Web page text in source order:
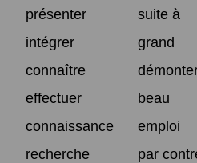
présenter
suite à
intégrer
grand
connaître
effectuer
beau
connaissance
emploi
recherche
par